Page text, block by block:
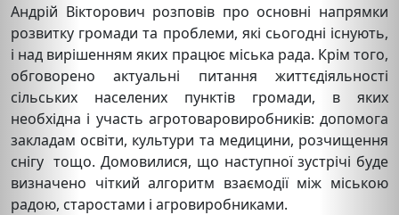
Андрій Вікторович розповів про основні напрямки
розвитку громади та проблеми, які сьогодні існують,
і над вирішенням яких працює міська рада. Крім того,
обговорено актуальні питання життєдіяльності
сільських населених пунктів громади, в яких
необхідна і участь агротоваровиробників: допомога
закладам освіти, культури та медицини, розчищення
снігу тощо. Домовилися, що наступної зустрічі буде
визначено чіткий алгоритм взаємодії між міською
радою, старостами і агровиробниками.